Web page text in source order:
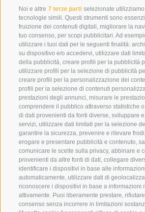
Noi e altre 7 terze parti selezionate
tecnologie simili. Questi strumenti sono
fruizione dei contenuti digitali, migliorare la
tuo consenso, per scopi pubblicitari. Ad
utilizzare i tuoi dati per le seguenti finalità:
su dispositivo e/o accedervi, utilizzare dati
della pubblicità, creare profili per la pubblicità
utilizzare profili per la selezione di pubblicità
creare profili per la personalizzazione dei
profili per la selezione di contenuti
prestazioni degli annunci, misurare le
comprendere il pubblico attraverso statistiche
di dati provenienti da fonti diverse, sviluppare
servizi, utilizzare dati limitati per la selezione
garantire la sicurezza, prevenire e rilevare
erogare e presentare pubblicità e contenuto,
comunicare le scelte sulla privacy, abbinare e
provenienti da altre fonti di dati, collegare
identificare i dispositivi in base alle
automaticamente, utilizzare dati di
riconoscere i dispositivi in base a informazioni
attivamente. Puoi liberamente prestare,
consenso senza incorrere in limitazioni
+39 0474
info@loewe-
Hotel Loewe - Via
39038 San Candido/
Alta Pusteria - Alto